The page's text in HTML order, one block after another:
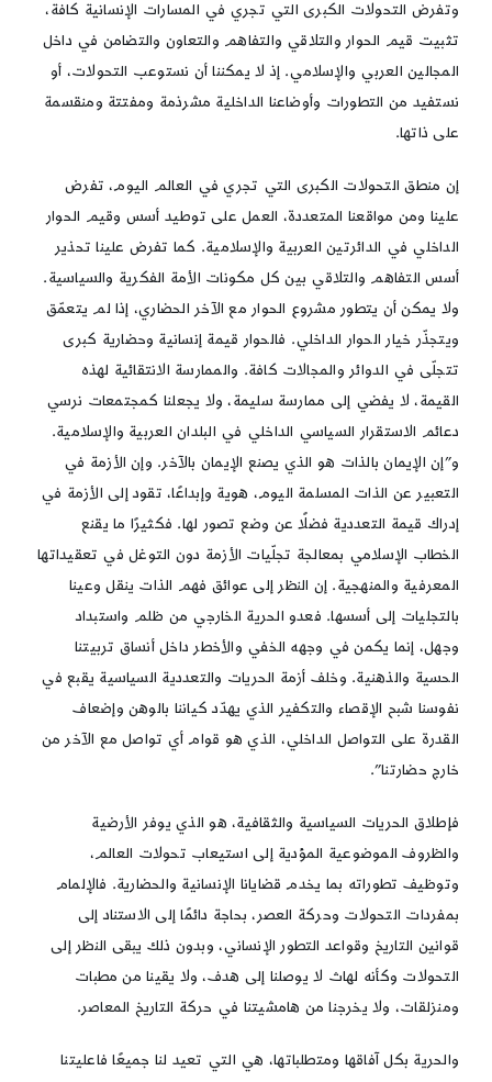
وتفرض التحولات الكبرى التي تجري في المسارات الإنسانية كافة،
تثبيت قيم الحوار والتلاقي والتفاهم والتعاون والتضامن في داخل
المجالين العربي والإسلامي. إذ لا يمكننا أن نستوعب التحولات، أو
نستفيد من التطورات وأوضاعنا الداخلية مشرذمة ومفتتة ومنقسمة
على ذاتها.
إن منطق التحولات الكبرى التي تجري في العالم اليوم، تفرض
علينا ومن مواقعنا المتعددة، العمل على توطيد أسس وقيم الحوار
الداخلي في الدائرتين العربية والإسلامية. كما تفرض علينا تحذير
أسس التفاهم والتلاقي بين كل مكونات الأمة الفكرية والسياسية.
ولا يمكن أن يتطور مشروع الحوار مع الآخر الحضاري، إذا لم يتعمّق
ويتجذّر خيار الحوار الداخلي. فالحوار قيمة إنسانية وحضارية كبرى
تتجلّى في الدوائر والمجالات كافة. والممارسة الانتقائية لهذه
القيمة، لا يفضي إلى ممارسة سليمة، ولا يجعلنا كمجتمعات نرسي
دعائم الاستقرار السياسي الداخلي في البلدان العربية والإسلامية.
و”إن الإيمان بالذات هو الذي يصنع الإيمان بالآخر. وإن الأزمة في
التعبير عن الذات المسلمة اليوم، هوية وإبداعًا، تقود إلى الأزمة في
إدراك قيمة التعددية فضلًا عن وضع تصور لها. فكثيرًا ما يقنع
الخطاب الإسلامي بمعالجة تجلّيات الأزمة دون التوغل في تعقيداتها
المعرفية والمنهجية. إن النظر إلى عوائق فهم الذات ينقل وعينا
بالتجليات إلى أسسها. فعدو الحرية الخارجي من ظلم واستبداد
وجهل، إنما يكمن في وجهه الخفي والأخطر داخل أنساق تربيتنا
الحسية والذهنية. وخلف أزمة الحريات والتعددية السياسية يقبع في
نفوسنا شبح الإقصاء والتكفير الذي يهدّد كياننا بالوهن وإضعاف
القدرة على التواصل الداخلي، الذي هو قوام أي تواصل مع الآخر من
خارج حضارتنا”.
فإطلاق الحريات السياسية والثقافية، هو الذي يوفر الأرضية
والظروف الموضوعية المؤدية إلى استيعاب تحولات العالم،
وتوظيف تطوراته بما يخدم قضايانا الإنسانية والحضارية. فالإلمام
بمفردات التحولات وحركة العصر، بحاجة دائمًا إلى الاستناد إلى
قوانين التاريخ وقواعد التطور الإنساني، وبدون ذلك يبقى النظر إلى
التحولات وكأنه لهاث لا يوصلنا إلى هدف، ولا يقينا من مطبات
ومنزلقات، ولا يخرجنا من هامشيتنا في حركة التاريخ المعاصر.
والحرية بكل آفاقها ومتطلباتها، هي التي تعيد لنا جميعًا فاعليتنا